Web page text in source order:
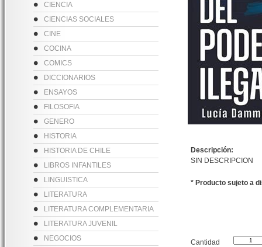
CIENCIA
CIENCIAS SOCIALES
CINE
COCINA
COMICS
DICCIONARIOS
ENSAYOS
FILOSOFIA
GENERO
HISTORIA
HISTORIA DE CHILE
LIBROS INFANTILES
LINGUISTICA
LITERATURA
LITERATURA COMPLEMENTARIA
LITERATURA JUVENIL
NEGOCIOS
Descripción:
SIN DESCRIPCION
* Producto sujeto a
Cantidad